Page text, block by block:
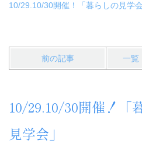
10/29.10/30開催！「暮らしの見学会
前の記事 一覧
10/29.10/30開催！「
見学会」